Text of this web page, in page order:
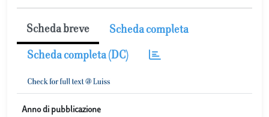
Scheda breve Scheda completa
Scheda completa (DC)
Anno di pubblicazione